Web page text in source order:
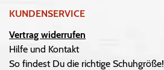
KUNDENSERVICE
Vertrag widerrufen
Hilfe und Kontakt
So findest Du die richtige Schuhgröße!